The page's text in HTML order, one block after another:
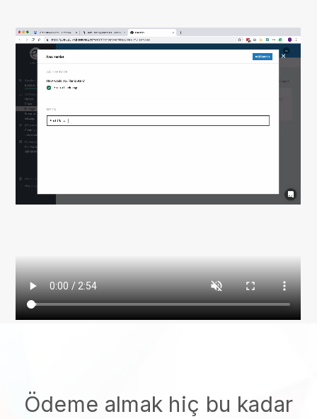
Ödeme almak hiç bu kadar